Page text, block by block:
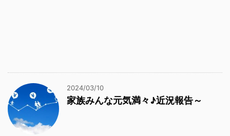
2024/03/10
家族みんな元気満々♪近況報告～